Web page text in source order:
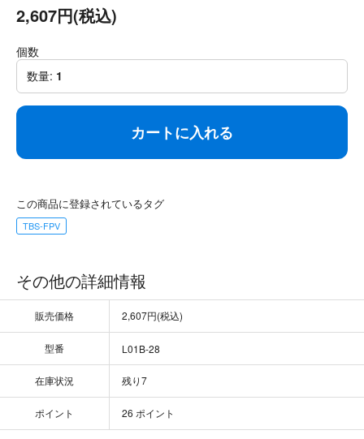
2,607円(税込)
個数
数量: 1
カートに入れる
この商品に登録されているタグ
TBS-FPV
その他の詳細情報
販売価格 2,607円(税込)
型番 L01B-28
在庫状況 残り7
ポイント 26 ポイント